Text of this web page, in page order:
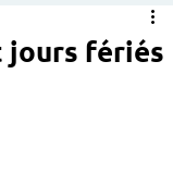
jours fériés